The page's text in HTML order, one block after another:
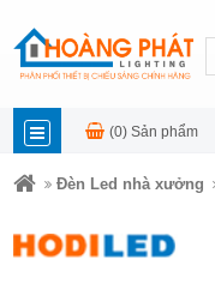
DANH
(0)Sản phẩm
Đèn Led nhà xưởng